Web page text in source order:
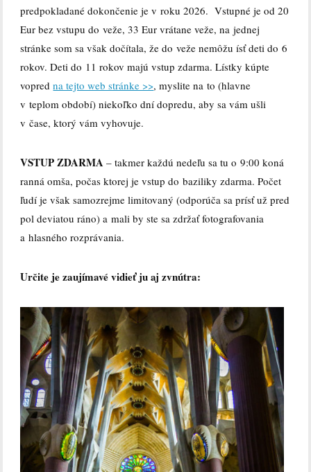
predpokladané dokončenie je v roku 2026. Vstupné je od 20
Eur bez vstupu do veže, 33 Eur vrátane veže, na jednej
stránke som sa však dočítala, že do veže nemôžu ísť deti do 6
rokov. Deti do 11 rokov majú vstup zdarma. Lístky kúpte
vopredna tejto web stránke >>, myslite na to (hlavne
v teplom období) niekoľko dní dopredu, aby sa vám ušli
v čase, ktorý vám vyhovuje.
VSTUP ZDARMA – takmer každú nedeľu sa tu o 9:00 koná
ranná omša, počas ktorej je vstup do baziliky zdarma. Počet
ľudí je však samozrejme limitovaný (odporúča sa prísť už pred
pol deviatou ráno) a mali by ste sa zdržať fotografovania
a hlasného rozprávania.
Určite je zaujímavé vidieť ju aj zvnútra: